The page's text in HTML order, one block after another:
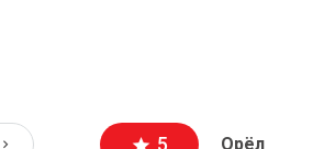
5 Орёл